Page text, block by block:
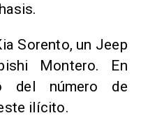
Sorento, un Jeep
Montero. En
del número de
ilícito.